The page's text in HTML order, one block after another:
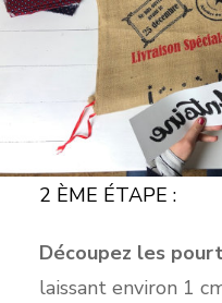
2 ÈME ÉTAPE :
Découpez les
laissant environ 1